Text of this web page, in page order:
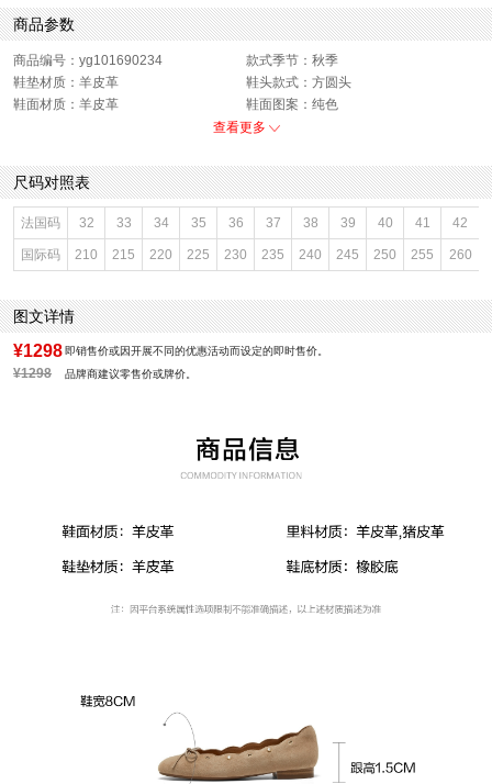
商品参数
商品编号：yg101690234
款式季节：秋季
鞋垫材质：羊皮革
鞋头款式：方圆头
鞋面材质：羊皮革
鞋面图案：纯色
适用人群：女子
鞋跟形状：粗跟
鞋面内里材质：猪皮革,羊皮革
性别：女子
皮质特征：羊皮革
上市时间：2026年秋季
鞋底材质：橡胶底
参考鞋宽(女)：8CM
里料材质：猪皮革,羊皮革
色系：杏色
鞋类流行款式：浅口鞋
闭合方式：套脚
查看更多
尺码对照表
法国码 32 33 34 35 36 37 38 39 40 41 42
国际码 210 215 220 225 230 235 240 245 250 255 260
图文详情
¥1298 即销售价或因开展不同的优惠活动而设定的即时售价。
¥1298 品牌商建议零售价或牌价。